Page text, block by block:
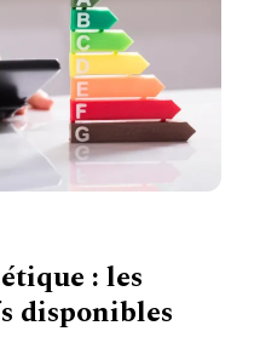
: les
disponibles